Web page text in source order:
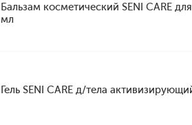
Бальзам косметический SENI CARE
мл
Гель SENI CARE д/тела